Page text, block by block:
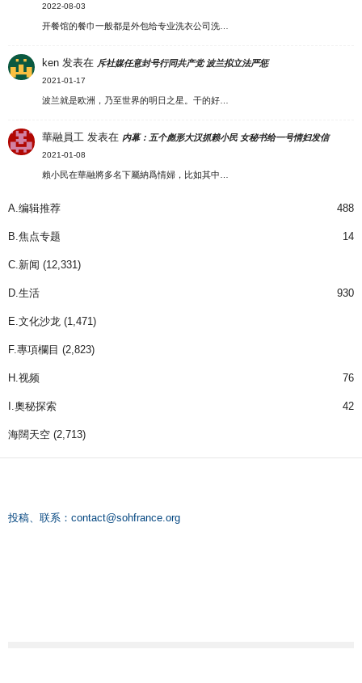
2022-08-03
开餐馆的餐巾一般都是外包给专业洗衣公司洗…
ken 发表在 斥社媒任意封号行同共产党 波兰拟立法严惩
2021-01-17
波兰就是欧洲，乃至世界的明日之星。干的好…
華融員工 发表在 内幕：五个彪形大汉抓赖小民 女秘书给一号情妇发信
2021-01-08
賴小民在華融將多名下屬納爲情婦，比如其中…
A.编辑推荐 488
B.焦点专题 14
C.新闻 (12,331)
D.生活 930
E.文化沙龙 (1,471)
F.專項欄目 (2,823)
H.视频 76
I.奧秘探索 42
海闊天空 (2,713)
投稿、联系： contact@sohfrance.org